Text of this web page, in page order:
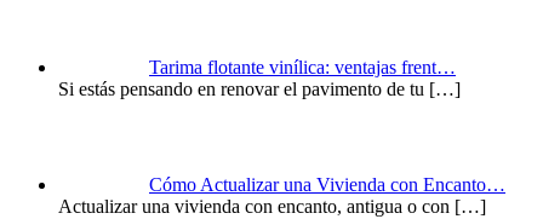
Tarima flotante vinílica: ventajas frent…
Si estás pensando en renovar el pavimento de tu […]
Cómo Actualizar una Vivienda con Encanto…
Actualizar una vivienda con encanto, antigua o con […]